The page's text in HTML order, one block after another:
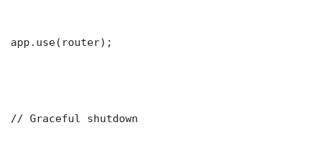
app.use(router);
// Graceful shutdown